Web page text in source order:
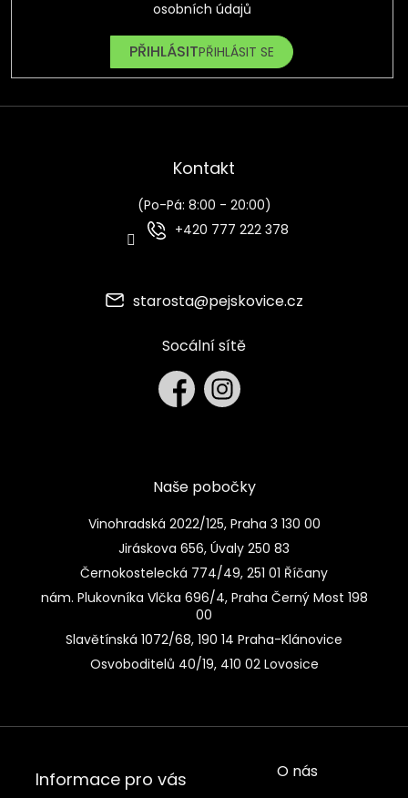
osobních údajů
PŘIHLÁSIT SE
Kontakt
(Po-Pá: 8:00 - 20:00)
+420 777 222 378
starosta@pejskovice.cz
Socální sítě
Naše pobočky
Vinohradská 2022/125, Praha 3 130 00
Jiráskova 656, Úvaly 250 83
Černokostelecká 774/49, 251 01 Říčany
nám. Plukovníka Vlčka 696/4, Praha Černý Most 198
00
Slavětínská 1072/68, 190 14 Praha-Klánovice
Osvoboditelů 40/19, 410 02 Lovosice
Informace pro vás O nás